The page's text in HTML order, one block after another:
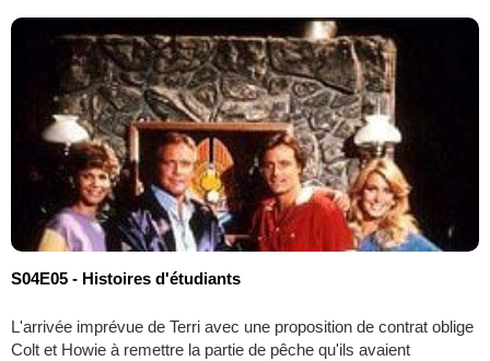
S04E05 - Histoires d'étudiants
L'arrivée imprévue de Terri avec une proposition de contrat oblige
Colt et Howie à remettre la partie de pêche qu'ils avaient